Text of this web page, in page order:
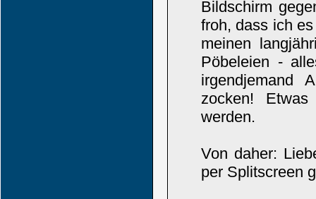
Bildschirm
froh, dass ich
meinen
Pöbeleien -
irgendjemand
zocken!
werden.
Von daher:
per Splitscreen